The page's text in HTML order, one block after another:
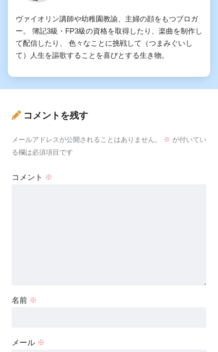
ヴァイオリン講師や幼稚園教諭、主婦の顔をもつブロガ
ー。 簿記3級・FP3級の資格を取得したり、楽曲を制作し
て配信したり、 色々なことに挑戦して（つまみぐいし
て）人生を謳歌することを喜びとする生き物。
コメントを残す
メールアドレスが公開されることはありません。 ※ が付いてい
る欄は必須項目です
コメント ※
名前 ※
メール ※